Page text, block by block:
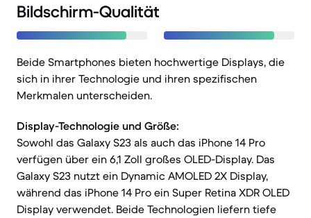
Bildschirm-Qualität
Beide Smartphones bieten hochwertige Displays, die
sich in ihrer Technologie und ihren spezifischen
Merkmalen unterscheiden.
Display-Technologie und Größe:
Sowohl das Galaxy S23 als auch das iPhone 14 Pro
verfügen über ein 6,1 Zoll großes OLED-Display. Das
Galaxy S23 nutzt ein Dynamic AMOLED 2X Display,
während das iPhone 14 Pro ein Super Retina XDR OLED
Display verwendet. Beide Technologien liefern tiefe